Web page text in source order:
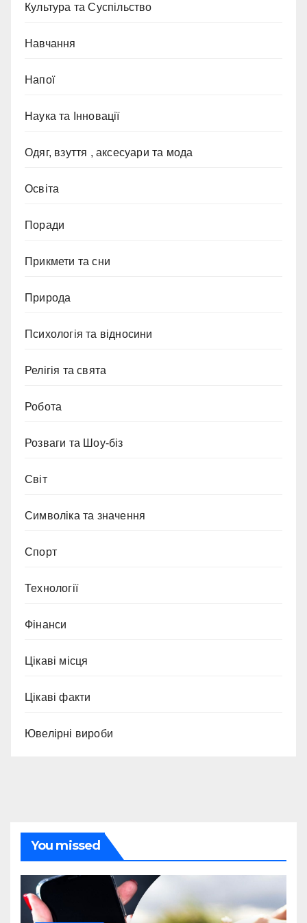
Культура та Суспільство
Навчання
Напої
Наука та Інновації
Одяг, взуття , аксесуари та мода
Освіта
Поради
Прикмети та сни
Природа
Психологія та відносини
Релігія та свята
Робота
Розваги та Шоу-біз
Світ
Символіка та значення
Спорт
Технології
Фінанси
Цікаві місця
Цікаві факти
Ювелірні вироби
You missed